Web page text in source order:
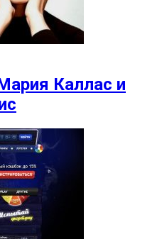
Каллас и